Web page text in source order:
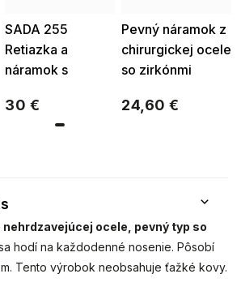
nehrdzavejúcej ocele, pevný typ so
hodí na každodenné nosenie. Pôsobí
Tento výrobok neobsahuje ťažké kovy.
SADA 255
Retiazka a
náramok s
motívom
30 €
Pevný náramok z
chirurgickej ocele
so zirkónmi
24,60 €